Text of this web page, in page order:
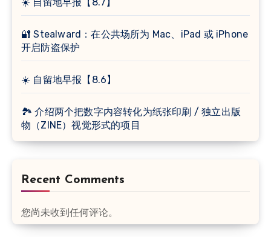
🔐 Stealward：在公共场所为 Mac、iPad 或 iPhone
开启防盗保护
☀️ 自留地早报【8.6】
🏞 介绍两个把数字内容转化为纸张印刷 / 独立出版
物（ZINE）视觉形式的项目
Recent Comments
您尚未收到任何评论。